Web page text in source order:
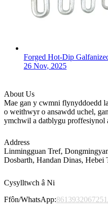
Forged Hot-Dip
26 Nov, 2025
About Us
Mae gan y cwmni flynyddoedd
o weithwyr o ansawdd uchel,
ymchwil a datblygu proffesiynol
Address
Linmingguan Tref,
Dosbarth, Handan Dinas, Hebei
Cysylltwch â Ni
Ffôn/WhatsApp:8613932067251